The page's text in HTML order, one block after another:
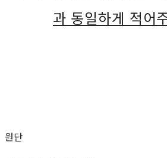
과 동일하게 적어
원단